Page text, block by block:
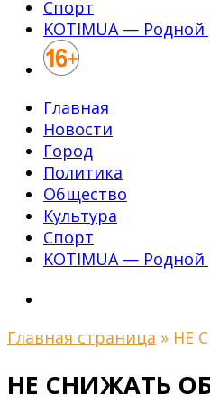
Спорт
KOTIMUA —
Главная
Новости
Город
Политика
Общество
Культура
Спорт
KOTIMUA —
Главная страница » НЕ
НЕ СНИЖАТЬ